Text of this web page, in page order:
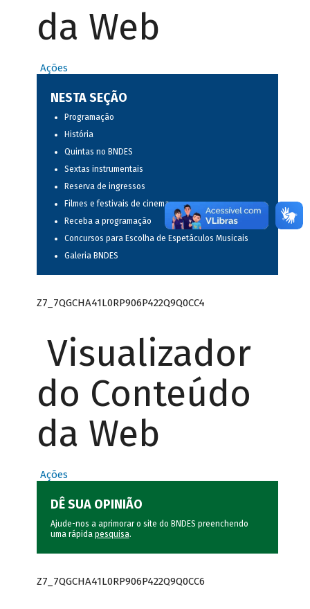
da Web
Ações
NESTA SEÇÃO
Programação
História
Quintas no BNDES
Sextas instrumentais
Reserva de ingressos
Filmes e festivais de cinema
Receba a programação
Concursos para Escolha de Espetáculos Musicais
Galeria BNDES
Z7_7QGCHA41L0RP906P422Q9Q0CC4
Visualizador
do Conteúdo
da Web
Ações
DÊ SUA OPINIÃO
Ajude-nos a aprimorar o site do BNDES preenchendo
uma rápida pesquisa.
Z7_7QGCHA41L0RP906P422Q9Q0CC6